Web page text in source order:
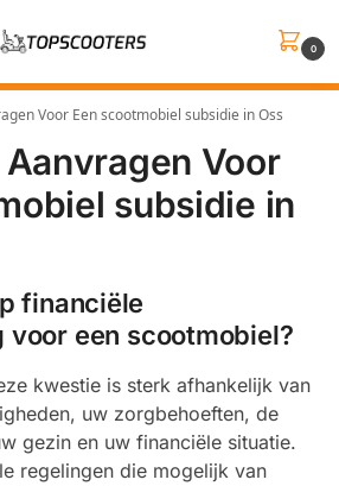
0
Voor Een scootmobiel subsidie in Oss
Voor
subsidie in
financiële
voor een scootmobiel?
kwestie is sterk afhankelijk van
uw zorgbehoeften, de
gezin en uw financiële situatie.
regelingen die mogelijk van